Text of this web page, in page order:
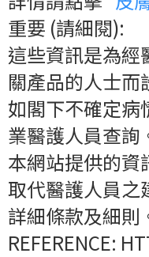
重要 (請細閱):
這些資訊是為經
關產品的人士而
如閣下不確定病
業醫護人員查詢
本網站提供的資
取代醫護人員之
詳細條款及細則
REFERENCE: